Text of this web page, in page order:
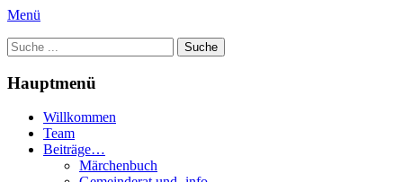
Zum
springen
Menü
Zukunft Ehrwald
Suche
nach:
Hauptmenü
Willkommen
Team
Beiträge…
Märchenbuch